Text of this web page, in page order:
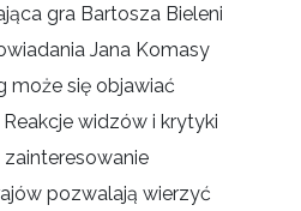
gra Bartosza Bieleni
Jana Komasy
może się objawiać
widzów i krytyki
pozwalają wierzyć